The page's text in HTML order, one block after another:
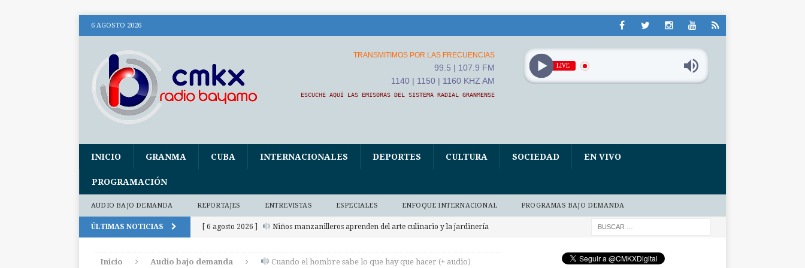
6 AGOSTO 2026
TRANSMITIMOS POR LAS FRECUENCIAS
99.5 | 107.9 FM
1140 | 1150 | 1160 KHZ AM
ESCUCHE AQUÍ LAS EMISORAS DEL SISTEMA RADIAL GRANMENSE
LIVE
INICIO GRANMA CUBA INTERNACIONALES DEPORTES CULTURA SOCIEDAD EN VIVO
PROGRAMACIÓN
AUDIO BAJO DEMANDA REPORTAJES ENTREVISTAS ESPECIALES ENFOQUE INTERNACIONAL PROGRAMAS BAJO DEMANDA
ÚLTIMAS NOTICIAS [ 6 agosto 2026 ] Niños manzanilleros aprenden del arte culinario y la jardinería
Inicio Audio bajo demanda Cuando el hombre sabe lo que hay que hacer (+ audio)